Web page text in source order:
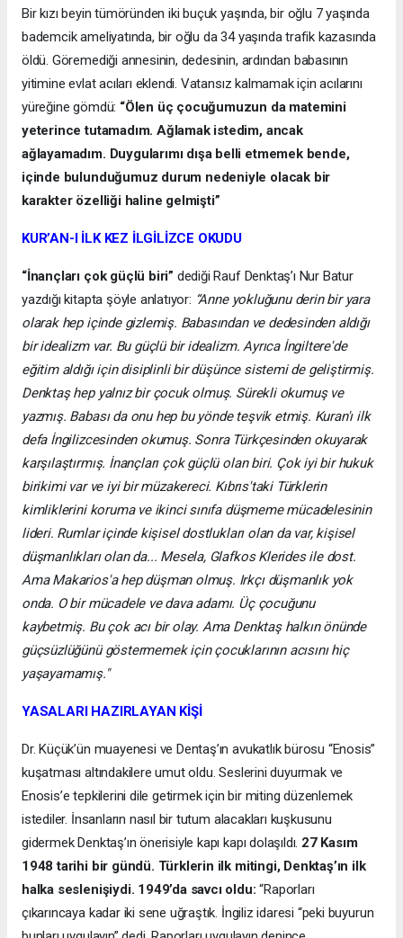
Bir kızı beyin tümöründen iki buçuk yaşında, bir oğlu 7 yaşında
bademcik ameliyatında, bir oğlu da 34 yaşında trafik kazasında
öldü. Göremediği annesinin, dedesinin, ardından babasının
yitimine evlat acıları eklendi. Vatansız kalmamak için acılarını
yüreğine gömdü: “Ölen üç çocuğumuzun da matemini
yeterince tutamadım. Ağlamak istedim, ancak
ağlayamadım. Duygularımı dışa belli etmemek bende,
içinde bulunduğumuz durum nedeniyle olacak bir
karakter özelliği haline gelmişti”
KUR’AN-I İLK KEZ İLGİLİZCE OKUDU
“İnançları çok güçlü biri” dediği Rauf Denktaş’ı Nur Batur
yazdığı kitapta şöyle anlatıyor: “Anne yokluğunu derin bir yara
olarak hep içinde gizlemiş. Babasından ve dedesinden aldığı
bir idealizm var. Bu güçlü bir idealizm. Ayrıca İngiltere'de
eğitim aldığı için disiplinli bir düşünce sistemi de geliştirmiş.
Denktaş hep yalnız bir çocuk olmuş. Sürekli okumuş ve
yazmış. Babası da onu hep bu yönde teşvik etmiş. Kuran'ı ilk
defa İngilizcesinden okumuş. Sonra Türkçesinden okuyarak
karşılaştırmış. İnançları çok güçlü olan biri. Çok iyi bir hukuk
birikimi var ve iyi bir müzakereci. Kıbrıs'taki Türklerin
kimliklerini koruma ve ikinci sınıfa düşmeme mücadelesinin
lideri. Rumlar içinde kişisel dostlukları olan da var, kişisel
düşmanlıkları olan da... Mesela, Glafkos Klerides ile dost.
Ama Makarios'a hep düşman olmuş. Irkçı düşmanlık yok
onda. O bir mücadele ve dava adamı. Üç çocuğunu
kaybetmiş. Bu çok acı bir olay. Ama Denktaş halkın önünde
güçsüzlüğünü göstermemek için çocuklarının acısını hiç
yaşayamamış."
YASALARI HAZIRLAYAN KİŞİ
Dr. Küçük’ün muayenesi ve Dentaş’ın avukatlık bürosu “Enosis”
kuşatması altındakilere umut oldu. Seslerini duyurmak ve
Enosis’e tepkilerini dile getirmek için bir miting düzenlemek
istediler. İnsanların nasıl bir tutum alacakları kuşkusunu
gidermek Denktaş’ın önerisiyle kapı kapı dolaşıldı. 27 Kasım
1948 tarihi bir gündü. Türklerin ilk mitingi, Denktaş’ın ilk
halka seslenişiydi. 1949’da savcı oldu:“Raporları
çıkarıncaya kadar iki sene uğraştık. İngiliz idaresi “peki buyurun